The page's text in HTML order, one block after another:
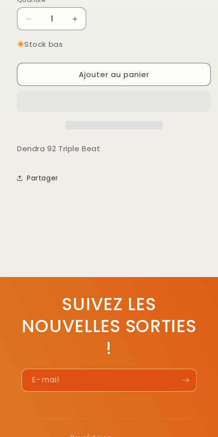
Réduire
la
quantité
Dendra
Triple
Augmenter
la
Dendra
92
Triple
Stock bas
Ajouter au panier
Dendra 92 Triple Beat
Partager
SUIVEZ LES
NOUVELLES SORTIES
!
E-mail